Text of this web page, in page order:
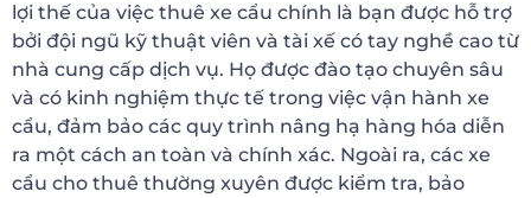
lợi thế của việc thuê xe cẩu chính là bạn được hỗ trợ
bởi đội ngũ kỹ thuật viên và tài xế có tay nghề cao từ
nhà cung cấp dịch vụ. Họ được đào tạo chuyên sâu
và có kinh nghiệm thực tế trong việc vận hành xe
cẩu, đảm bảo các quy trình nâng hạ hàng hóa diễn
ra một cách an toàn và chính xác. Ngoài ra, các xe
cẩu cho thuê thường xuyên được kiểm tra, bảo